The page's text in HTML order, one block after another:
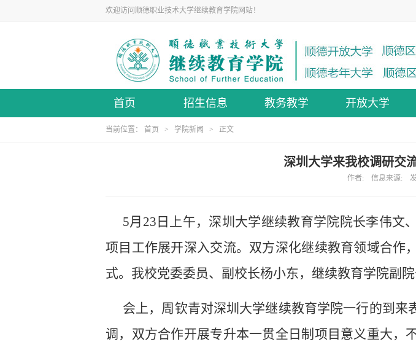
欢迎访问顺德职业技术大学继续教育学院网站！
首页 招生信息 教务教学 开放大学
当前位置： 首页 > 学院新闻 > 正文
深圳大学来我校调研交
作者: 信息来源: 发
5月23日上午，深圳大学继续教育学院院长李伟文
项目工作展开深入交流。双方深化继续教育领域合作
式。我校党委委员、副校长杨小东，继续教育学院副
会上，周钦青对深圳大学继续教育学院一行的到
调，双方合作开展专升本一贯全日制项目意义重大，